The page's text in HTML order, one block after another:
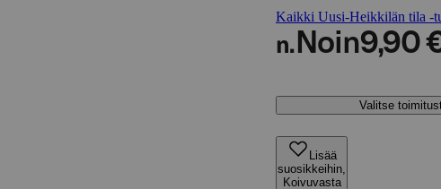
Kaikki Uusi-Heikkilän tila -
n. Noin9,90
Valitse
Lisää
suosikkeihin,
Koivuvasta